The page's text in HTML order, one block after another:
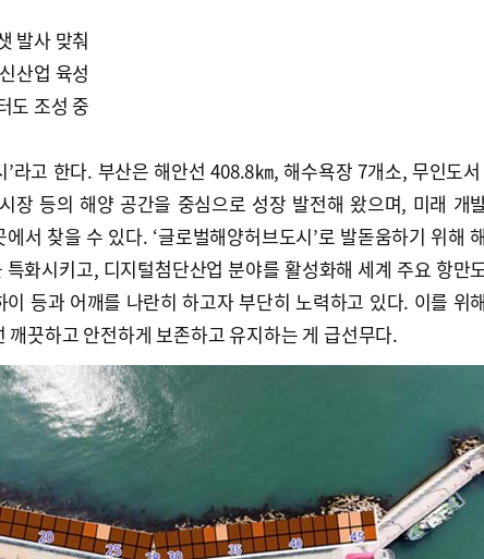
발사 맞춰
산업 육성
도 조성 중
’라고 한다. 부산은 해안선 408.8㎞, 해수욕장 7개소, 무인도
장 등의 해양 공간을 중심으로 성장 발전해 왔으며, 미래 개
서 찾을 수 있다. ‘글로벌해양허브도시’로 발돋움하기 위해
화시키고, 디지털첨단산업 분야를 활성화해 세계 주요 항만
등과 어깨를 나란히 하고자 부단히 노력하고 있다. 이를 위
깨끗하고 안전하게 보존하고 유지하는 게 급선무다.